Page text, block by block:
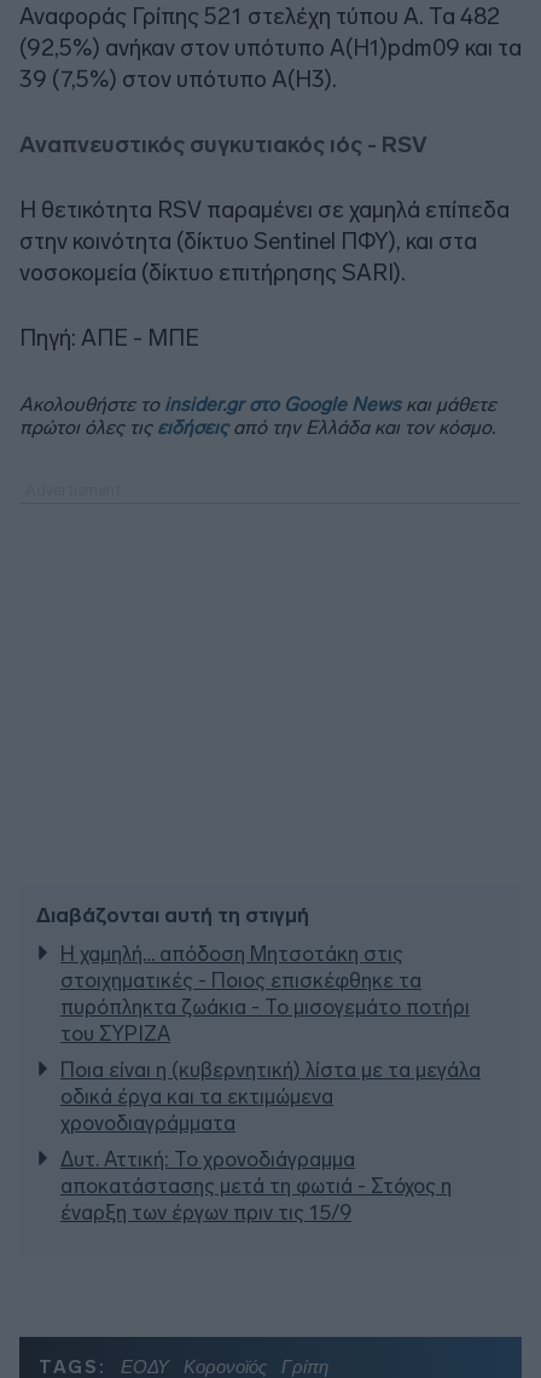
Αναφοράς Γρίπης 521 στελέχη τύπου Α. Τα 482
(92,5%) ανήκαν στον υπότυπο Α(Η1)pdm09 και τα
39 (7,5%) στον υπότυπο Α(Η3).
Αναπνευστικός συγκυτιακός ιός - RSV
H θετικότητα RSV παραμένει σε χαμηλά επίπεδα
στην κοινότητα (δίκτυο Sentinel ΠΦΥ), και στα
νοσοκομεία (δίκτυο επιτήρησης SARI).
Πηγή: ΑΠΕ - ΜΠΕ
Ακολουθήστε το insider.gr στο Google Newsκαι μάθετε
πρώτοι όλες τις ειδήσειςαπό την Ελλάδα και τον κόσμο.
Διαβάζονται αυτή τη στιγμή
Η χαμηλή… απόδοση Μητσοτάκη στις
στοιχηματικές - Ποιος επισκέφθηκε τα
πυρόπληκτα ζωάκια - Το μισογεμάτο ποτήρι
του ΣΥΡΙΖΑ
Ποια είναι η (κυβερνητική) λίστα με τα μεγάλα
οδικά έργα και τα εκτιμώμενα
χρονοδιαγράμματα
Δυτ. Αττική: Το χρονοδιάγραμμα
αποκατάστασης μετά τη φωτιά - Στόχος η
έναρξη των έργων πριν τις 15/9
TAGS: ΕΟΔΥ Κορονοϊός Γρίπη